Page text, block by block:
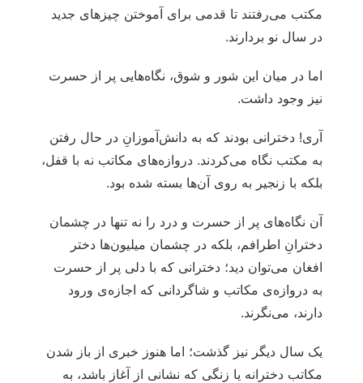
مکتب می‌رفتند تا قدمی برای آموختن چیزهای جدید
در سال نو بردارند.
اما در میان این شور و شوق، نگاه‌هایی پر از حسرت
نیز وجود داشت.
آری! دخترانی بودند که به دانش‌آموزانِ در حال رفتن
به مکتب نگاه می‌کردند. دروازه‌های مکاتب نه با قفل،
بلکه با زنجیر به روی آن‌ها بسته شده بود.
آن نگاه‌های پر از حسرت و درد را نه تنها در چشمان
دخترانِ اطرافم، بلکه در چشمان میلیون‌ها دختر
افغان می‌توان دید؛ دخترانی که با دلی پر از حسرت
به دروازه‌ی مکاتب و شاگردانی که اجازه‌ی ورود
دارند، می‌نگرند.
یک سال دیگر نیز گذشت؛ اما هنوز خبری از باز شدن
مکاتب دخترانه یا زنگی که نشانی از آغاز باشد، به